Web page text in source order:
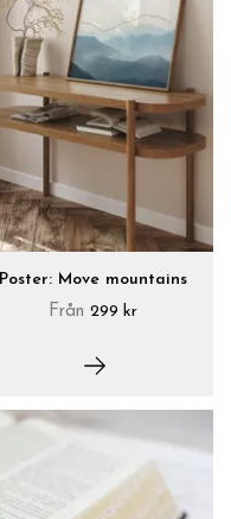
Poster: Move mountains
Från 299 kr